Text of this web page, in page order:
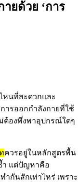
ยด้วย ‘การ
หนที่สะดวกและ
ารออกกำลังกายที่ใช้
ต้องพึ่งพาอุปกรณ์ใดๆ
ควรอยู่ในหลักสูตรพื้น
ำ แต่ปัญหาคือ
กันสักเท่าไหร่ เพราะ